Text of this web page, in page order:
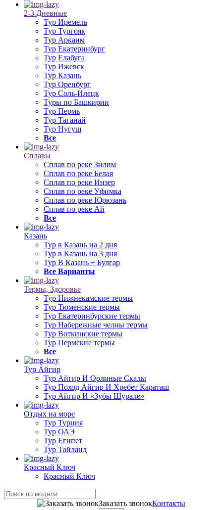
2-3 Дневные
Тур Иремель
Тур Тургояк
Тур Аркаим
Тур Екатеринбург
Тур Елабуга
Тур Ижевск
Тур Казань
Тур Оренбург
Тур Соль-Илецк
Туры по Башкирии
Тур Пермь
Тур Таганай
Тур Нугуш
Все
Сплавы
Сплав по реке Зилим
Сплав по реке Белая
Сплав по реке Инзер
Сплав по реке Уфимка
Сплав по реке Юрюзань
Сплав по реке Ай
Все
Казань
Тур в Казань на 2 дня
Тур в Казань на 3 дня
Тур В Казань + Булгар
Все Варианты
Термы, Здоровье
Тур Нижнекамские термы
Тур Тюменские термы
Тур Екатеринбурские термы
Тур Набережные челны термы
Тур Воткинские термы
Тур Пермские термы
Все
Тур Айгир
Тур Айгир И Орлиные Скалы
Тур Поход Айгир И Хребет Караташ
Тур Айгир И «Зубы Шурале»
Отдых на море
Тур Турция
Тур ОАЭ
Тур Египет
Тур Тайланд
Красный Ключ
Красный Ключ
Заказать звонокКонтакты